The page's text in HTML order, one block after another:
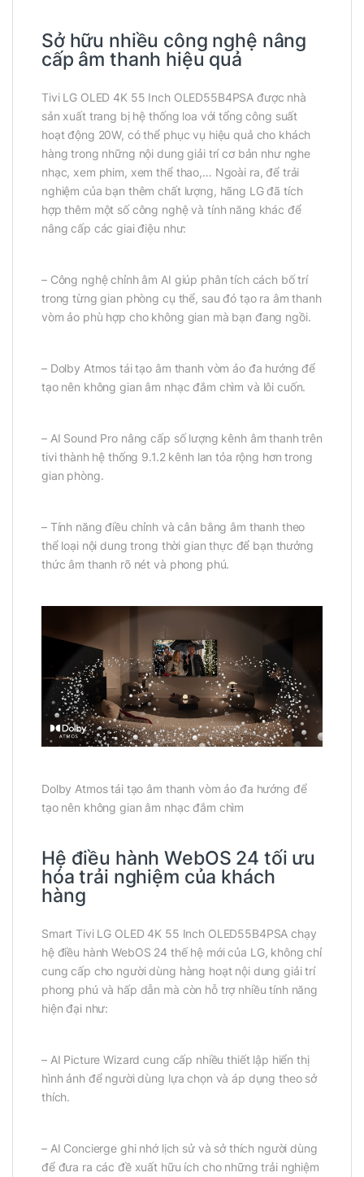
Sở hữu nhiều công nghệ nâng
cấp âm thanh hiệu quả
Tivi LG OLED 4K 55 Inch OLED55B4PSA được nhà
sản xuất trang bị hệ thống loa với tổng công suất
hoạt động 20W, có thể phục vụ hiệu quả cho khách
hàng trong những nội dung giải trí cơ bản như nghe
nhạc, xem phim, xem thể thao,… Ngoài ra, để trải
nghiệm của bạn thêm chất lượng, hãng LG đã tích
hợp thêm một số công nghệ và tính năng khác để
nâng cấp các giai điệu như:
– Công nghệ chỉnh âm AI giúp phân tích cách bố trí
trong từng gian phòng cụ thể, sau đó tạo ra âm thanh
vòm ảo phù hợp cho không gian mà bạn đang ngồi.
– Dolby Atmos tái tạo âm thanh vòm ảo đa hướng để
tạo nên không gian âm nhạc đắm chìm và lôi cuốn.
– AI Sound Pro nâng cấp số lượng kênh âm thanh trên
tivi thành hệ thống 9.1.2 kênh lan tỏa rộng hơn trong
gian phòng.
– Tính năng điều chỉnh và cân bằng âm thanh theo
thể loại nội dung trong thời gian thực để bạn thưởng
thức âm thanh rõ nét và phong phú.
Dolby Atmos tái tạo âm thanh vòm ảo đa hướng để
tạo nên không gian âm nhạc đắm chìm
Hệ điều hành WebOS 24 tối ưu
hóa trải nghiệm của khách
hàng
Smart Tivi LG OLED 4K 55 Inch OLED55B4PSA chạy
hệ điều hành WebOS 24 thế hệ mới của LG, không chỉ
cung cấp cho người dùng hàng hoạt nội dung giải trí
phong phú và hấp dẫn mà còn hỗ trợ nhiều tính năng
hiện đại như:
– AI Picture Wizard cung cấp nhiều thiết lập hiển thị
hình ảnh để người dùng lựa chọn và áp dụng theo sở
thích.
– AI Concierge ghi nhớ lịch sử và sở thích người dùng
để đưa ra các đề xuất hữu ích cho những trải nghiệm